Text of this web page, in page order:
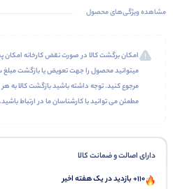
مشاهده ویژگی‌های محصول
امکان برگشت کالا در صورت نقض کارخانه
مرجوع کنید. توجه داشته باشید بازگشت کالا
مطمئن می توانید با کارشناسان ما در ارتباط باشید.
دارای اصالت و ضمانت کالا
110+ بازدید در یک هفته اخیر